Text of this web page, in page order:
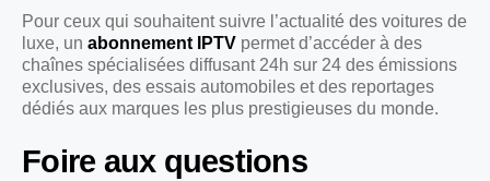
Pour ceux qui souhaitent suivre l’actualité des voitures de
luxe, un abonnement IPTV permet d’accéder à des
chaînes spécialisées diffusant 24h sur 24 des émissions
exclusives, des essais automobiles et des reportages
dédiés aux marques les plus prestigieuses du monde.
Foire aux questions